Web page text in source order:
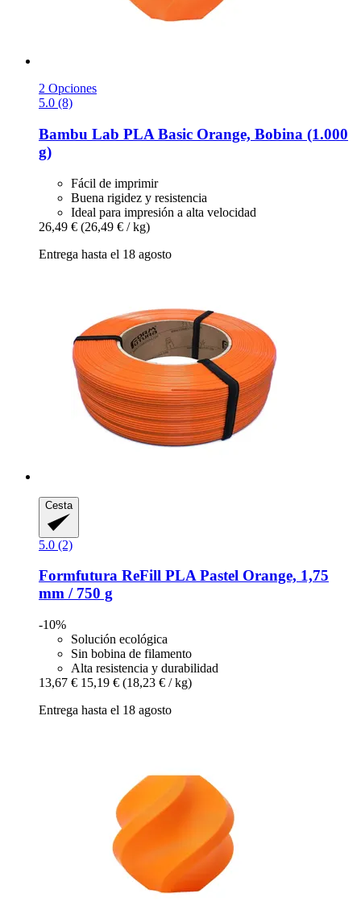
2 Opciones
5.0 (8)
Bambu Lab PLA Basic Orange, Bobina (1.000
g)
Fácil de imprimir
Buena rigidez y resistencia
Ideal para impresión a alta velocidad
26,49 € (26,49 € / kg)
Entrega hasta el 18 agosto
Cesta
5.0 (2)
Formfutura ReFill PLA Pastel Orange, 1,75
mm / 750 g
-10%
Solución ecológica
Sin bobina de filamento
Alta resistencia y durabilidad
13,67 € 15,19 € (18,23 € / kg)
Entrega hasta el 18 agosto